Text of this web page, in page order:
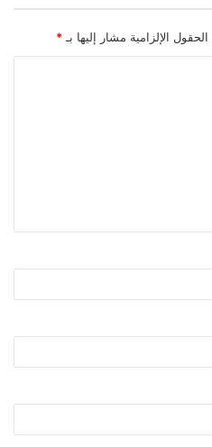
الحقول الإلزامية مشار إليها بـ *